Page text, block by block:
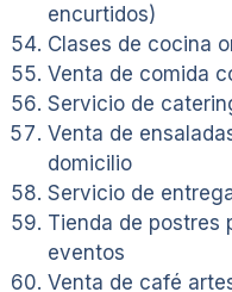
encurtidos)
Clases de cocina
Venta de comida
Servicio de
Venta de
domicilio
Servicio de
Tienda de postres
eventos
Venta de café